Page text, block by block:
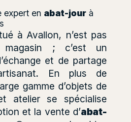
expert en abat-jour à
à Avallon, n’est pas
magasin ; c’est un
et de partage
En plus de
gamme d’objets de
atelier se spécialise
et la vente d’abat-